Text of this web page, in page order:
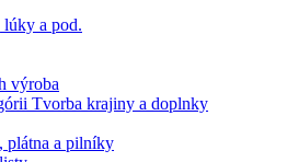
lúky a pod.
výroba
Tvorba krajiny a doplnky
plátna a pilníky